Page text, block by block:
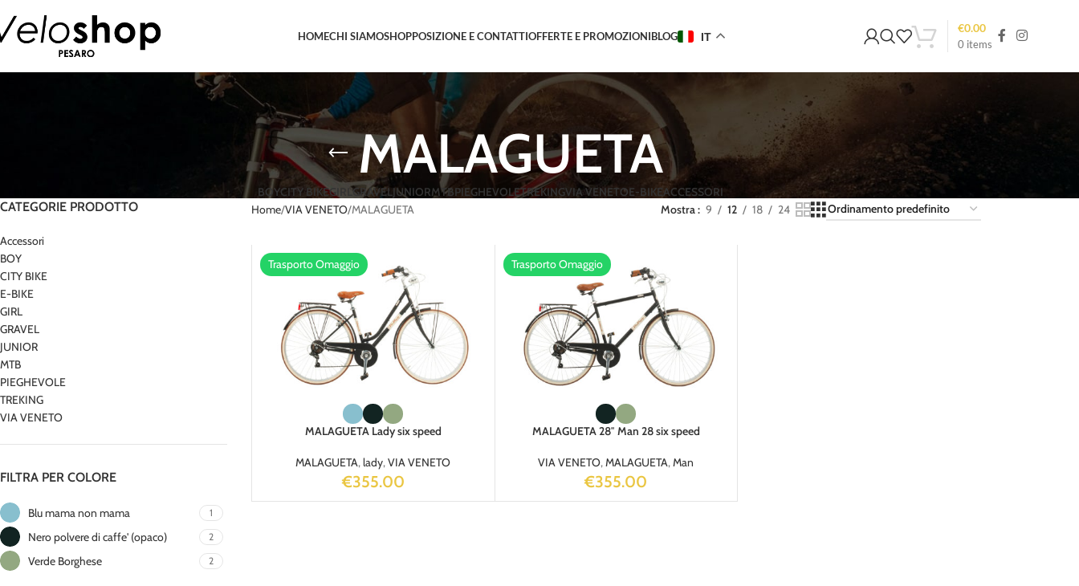
HOMECHI SIAMOSHOPPOSIZIONE E CONTATTIOFFERTE E PROMOZIONIBLOG IT
0 items
€0.00
MALAGUETA
BOYCITY BIKEGIRLGRAVELJUNIORMTBPIEGHEVOLETREKINGVIA VENETOE-BIKEACCESSORI
CATEGORIE PRODOTTO
Accessori
BOY
CITY BIKE
E-BIKE
GIRL
GRAVEL
JUNIOR
MTB
PIEGHEVOLE
TREKING
VIA VENETO
FILTRA PER COLORE
Blu mama non mama 1
Nero polvere di caffe' (opaco) 2
Verde Borghese 2
Home VIA VENETO MALAGUETA Mostra 9 12 18 24
Trasporto Omaggio
MALAGUETA Lady six speed
MALAGUETA,lady,VIA VENETO
€355.00
Trasporto Omaggio
MALAGUETA 28″ Man 28 six speed
VIA VENETO,MALAGUETA,Man
€355.00